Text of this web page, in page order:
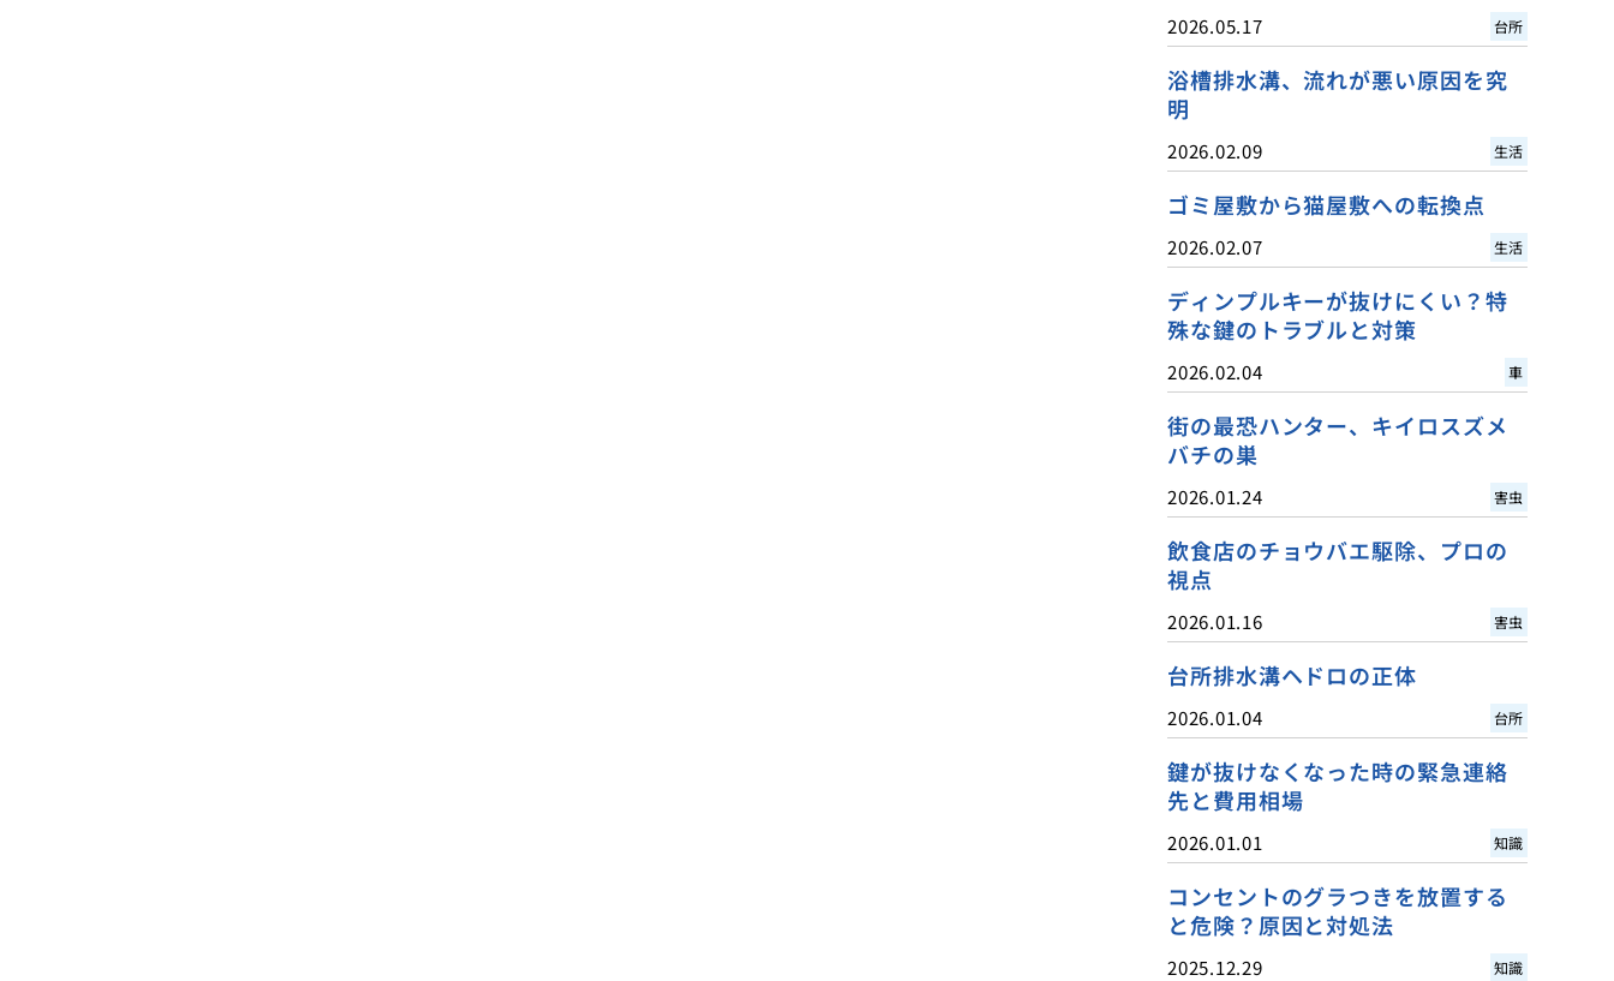
2026.05.17 台所
浴槽排水溝、流れが悪い原因を究
明
2026.02.09 生活
ゴミ屋敷から猫屋敷への転換点
2026.02.07 生活
ディンプルキーが抜けにくい？特
殊な鍵のトラブルと対策
2026.02.04 車
街の最恐ハンター、キイロスズメ
バチの巣
2026.01.24 害虫
飲食店のチョウバエ駆除、プロの
視点
2026.01.16 害虫
台所排水溝ヘドロの正体
2026.01.04 台所
鍵が抜けなくなった時の緊急連絡
先と費用相場
2026.01.01 知識
コンセントのグラつきを放置する
と危険？原因と対処法
2025.12.29 知識